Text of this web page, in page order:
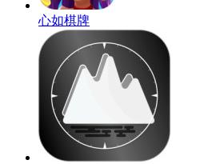
心如棋牌